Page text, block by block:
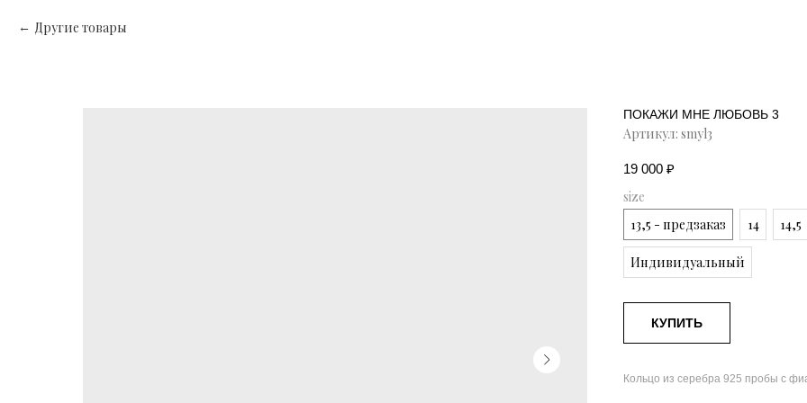
Другие товары
ПОКАЖИ МНЕ ЛЮБОВЬ 3
Артикул: smyl3
19 000 ₽
size
13,5 - предзаказ
14 14,5
Индивидуальный
КУПИТЬ
Кольцо из серебра 925 пробы с